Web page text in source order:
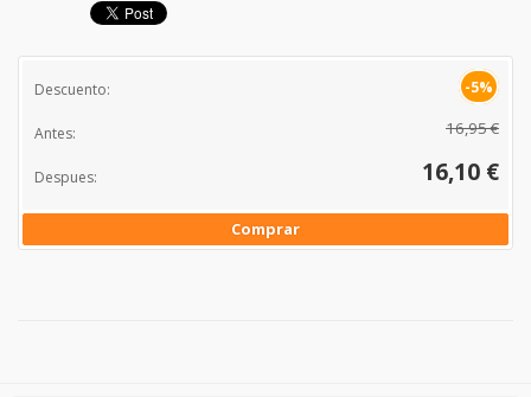
Descuento: -5%
Antes: 16,95 €
Despues: 16,10 €
Comprar